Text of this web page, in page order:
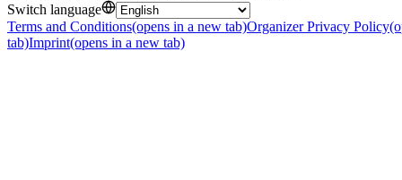
Switch language
Terms and Conditions(opens in a new tab)Organizer Privacy Policy
tab)Imprint(opens in a new tab)